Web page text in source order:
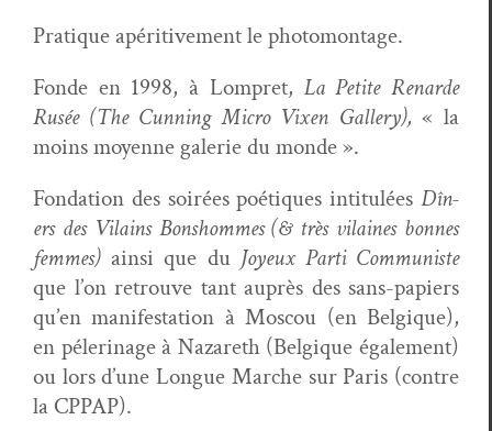
Pra­tique apéri­tive­ment le photomontage.
Fonde en 1998, à Lom­pret, La Petite Renarde
Rusée (The Cun­ning Micro Vix­en Gallery), « la
moins moyenne galerie du monde ».
Fon­da­tion des soirées poé­tiques inti­t­ulées Dîn­
ers des Vilains Bon­shommes(& très vilaines bonnes
femmes) ain­si que du Joyeux Par­ti Com­mu­niste
que l’on retrou­ve tant auprès des sans-papiers
qu’en man­i­fes­ta­tion à Moscou (en Bel­gique),
en péleri­nage à Nazareth (Bel­gique égale­ment)
ou lors d’une Longue Marche sur Paris (con­tre
la CPPAP).